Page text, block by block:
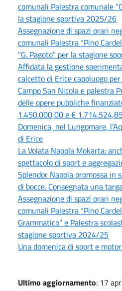
comunali Palestra comunale
la stagione sportiva 2025/26
Assegnazione di spazi orari
comunali Palestra “Pino
"G. Pagoto" per la stagione
Affidata la gestione
calcetto di Erice capoluogo
Campo San Nicola e palestra
delle opere pubbliche
1.450.000,00 e €
Domenica, nel Lungomare,
di Erice
La Volata Napola Mokarta:
spettacolo di sport e
Splendor Napola promossa in
di bocce. Consegnata una
Assegnazione di spazi orari
comunali Palestra “Pino
Grammatico” e Palestra
stagione sportiva 2024/25
Una domenica di sport e
Ultimo aggiornamento: 17